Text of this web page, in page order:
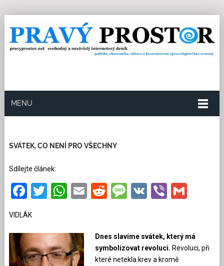
MENU
SVÁTEK, CO NENÍ PRO VŠECHNY
Sdílejte článek:
Facebook
Twitter
WhatsApp
EmailRedditMessage
VKViber
VIDLÁK
Dnes slavíme svátek, který má
symbolizovat revoluci. Revoluci, při
které netekla krev a kromě